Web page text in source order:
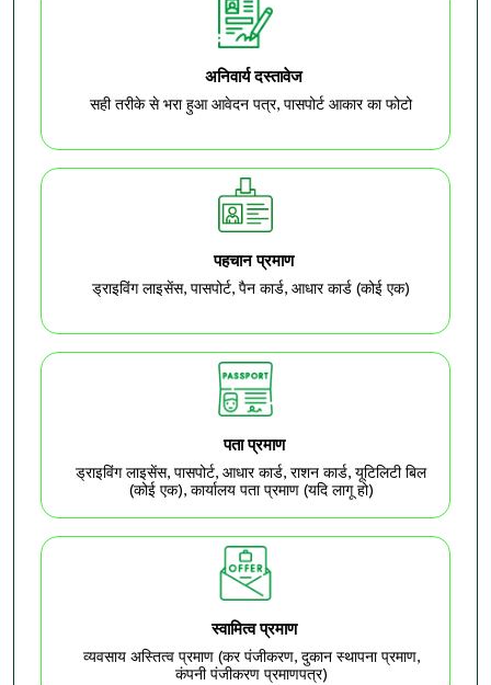
अनिवार्य दस्तावेज
सही तरीके से भरा हुआ आवेदन पत्र, पासपोर्ट आकार का फोटो
पहचान प्रमाण
ड्राइविंग लाइसेंस, पासपोर्ट, पैन कार्ड, आधार कार्ड (कोई एक)
पता प्रमाण
ड्राइविंग लाइसेंस, पासपोर्ट, आधार कार्ड, राशन कार्ड, यूटिलिटी बिल
(कोई एक), कार्यालय पता प्रमाण (यदि लागू हो)
स्वामित्व प्रमाण
व्यवसाय अस्तित्व प्रमाण (कर पंजीकरण, दुकान स्थापना प्रमाण,
कंपनी पंजीकरण प्रमाणपत्र)